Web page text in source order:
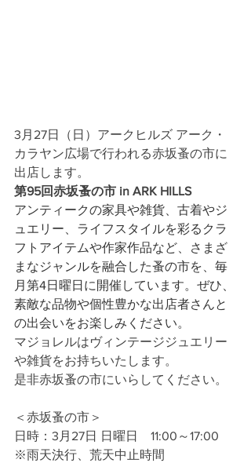
3月27日（日）アークヒルズ アーク・
カラヤン広場で行われる赤坂蚤の市に
出店します。
第95回赤坂蚤の市 in ARK HILLS
アンティークの家具や雑貨、古着やジ
ュエリー、ライフスタイルを彩るクラ
フトアイテムや作家作品など、さまざ
まなジャンルを融合した蚤の市を、毎
月第4日曜日に開催しています。ぜひ、
素敵な品物や個性豊かな出店者さんと
の出会いをお楽しみください。
マジョレルはヴィンテージジュエリー
や雑貨をお持ちいたします。
是非赤坂蚤の市にいらしてください。
＜赤坂蚤の市＞
日時：3月27日 日曜日　11:00～17:00
※雨天決行、荒天中止時間